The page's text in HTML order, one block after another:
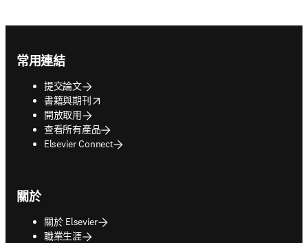
常用連結
提交論文
書籍與期刊
opens in new tab/window
開放取用
查看所有產品
Elsevier Connect
關於
關於 Elsevier
職業生涯